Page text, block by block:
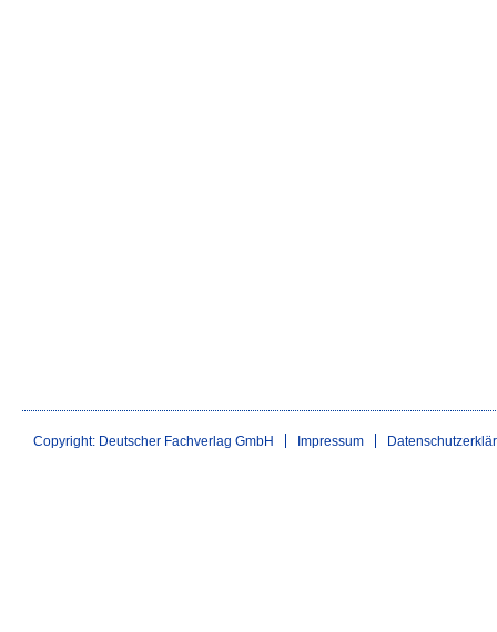
Copyright: Deutscher Fachverlag GmbH Impressum